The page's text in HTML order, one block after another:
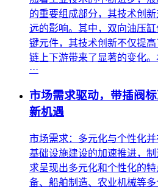
的重要组成部分，其技术创
远的影响。其中，双向油压
键元件，其技术创新不仅提
链上下游带来了显著的变化
···
市场需求驱动，带插阀
新机遇
市场需求：多元化与个性化
基础设施建设的加速推进，
求呈现出多元化和个性化的
备、船舶制造、农业机械等